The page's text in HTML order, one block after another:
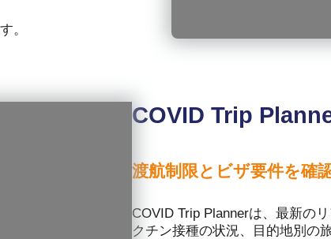
。
COVID Trip
渡航制限とビザ要件を確
COVID Trip Plannerは、最新の
クチン接種の状況、目的地別の